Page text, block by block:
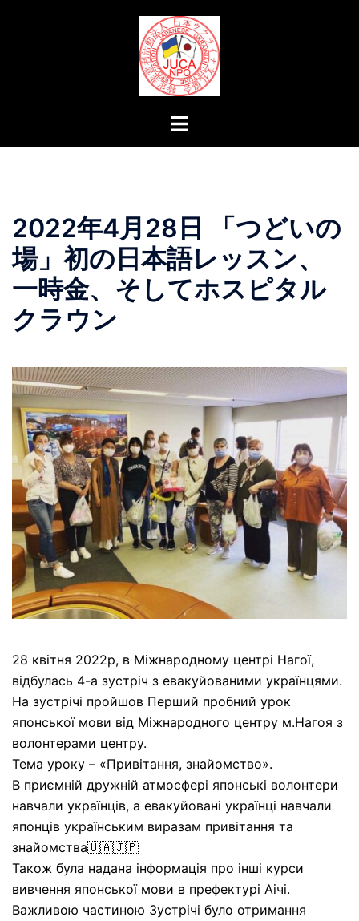
ト
ュ
ー
2022年4月28日 「つどいの
場」初の日本語レッスン、
一時金、そしてホスピタル
クラウン
28 квітня 2022р, в Міжнародному центрі Нагої,
відбулась 4-а зустріч з евакуйованими українцями.
На зустрічі пройшов Перший пробний урок
японської мови від Міжнародного центру м.Нагоя з
волонтерами центру.
Тема уроку – «Привітання, знайомство».
В приємній дружній атмосфері японські волонтери
навчали українців, а евакуйовані українці навчали
японців українським виразам привітання та
знайомства🇺🇦🇯🇵
Також була надана інформація про інші курси
вивчення японської мови в префектурі Аічі.
Важливою частиною Зустрічі було отримання